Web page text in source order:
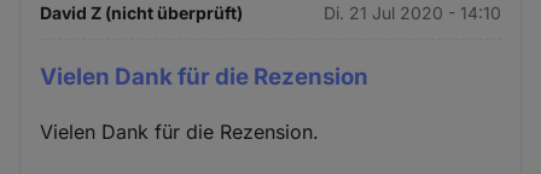
David Z (nicht überprüft) Di. 21 Jul 2020 - 14:10
Vielen Dank für die Rezension
Vielen Dank für die Rezension.